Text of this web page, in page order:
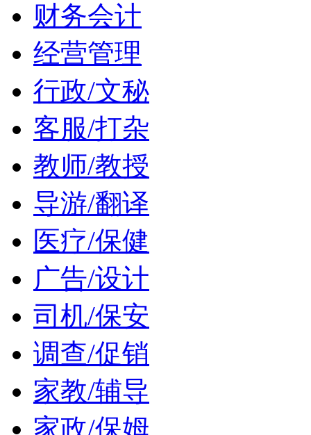
财务会计
经营管理
行政/文秘
客服/打杂
教师/教授
导游/翻译
医疗/保健
广告/设计
司机/保安
调查/促销
家教/辅导
家政/保姆